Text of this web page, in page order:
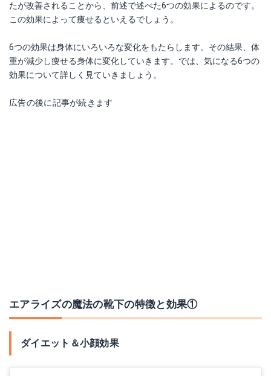
たが改善されることから、前述で述べた6つの効果によるのです。
この効果によって痩せるといえるでしょう。
6つの効果は身体にいろいろな変化をもたらします。その結果、体
重が減少し痩せる身体に変化していきます。では、気になる6つの
効果について詳しく見ていきましょう。
広告の後に記事が続きます
エアライズの魔法の靴下の特徴と効果①
ダイエット＆小顔効果